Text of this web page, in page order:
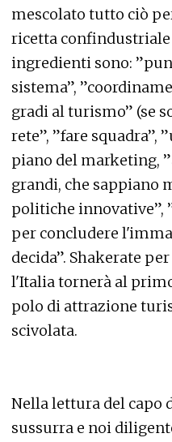
mescolato tutto ciò
ricetta
ingredienti sono:
sistema”,
gradi al turismo” (se
rete”, ”fare squadra”,
piano del marketing,
grandi, che sappiano
politiche innovative”,
per concludere
decida”. Shakerate
l'Italia tornerà al
polo di attrazione
scivolata.
Nella lettura del capo
sussurra e noi